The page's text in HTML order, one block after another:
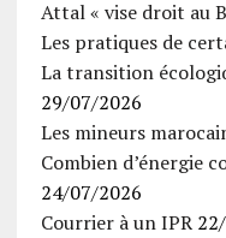
Attal « vise droit au
Les pratiques de
La transition
29/07/2026
Les mineurs
Combien d’énergie
24/07/2026
Courrier à un IPR